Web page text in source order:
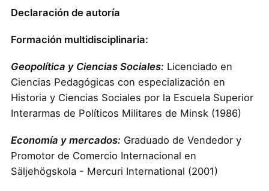
Declaración de autoría
Formación multidisciplinaria:
Geopolítica y Ciencias Sociales: Licenciado en
Ciencias Pedagógicas con especialización en
Historia y Ciencias Sociales por la Escuela Superior
Interarmas de Políticos Militares de Minsk (1986)
Economía y mercados: Graduado de Vendedor y
Promotor de Comercio Internacional en
Säljehögskola - Mercuri International (2001)